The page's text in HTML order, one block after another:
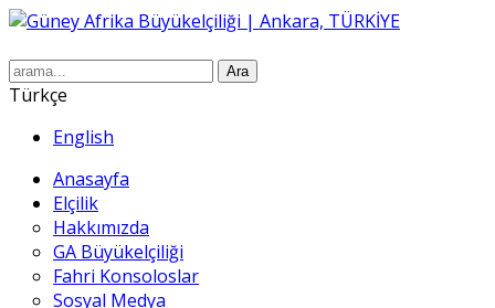
Ara
Türkçe
English
Anasayfa
Elçilik
Hakkımızda
GA Büyükelçiliği
Fahri Konsoloslar
Sosyal Medya